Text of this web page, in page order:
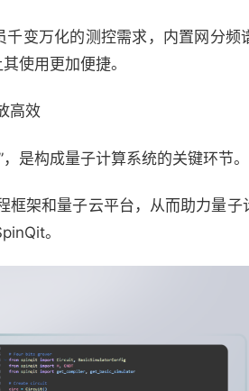
变万化的测控需求，内置网分频
使用更加便捷。
高效
是构成量子计算系统的关键环节。
架和量子云平台，从而助力量
。